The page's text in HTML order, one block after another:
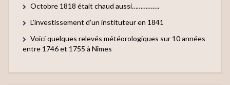
Octobre 1818 était chaud aussi…………….
L’investissement d’un instituteur en 1841
Voici quelques relevés météorologiques sur 10 années
entre 1746 et 1755 à Nîmes